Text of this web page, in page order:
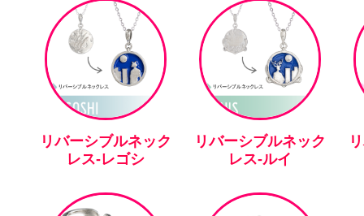
リバーシブルネック
レス-レゴシ
リバーシブルネック
レス-ルイ